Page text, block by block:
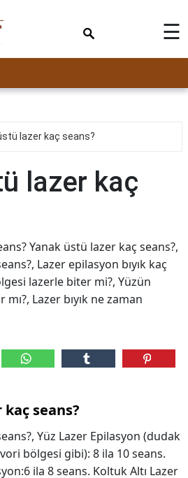
☰
lazer kaç seans?
lazer kaç
Yanak üstü lazer kaç seans?,
Lazer epilasyon bıyık kaç
lazerle biter mi?, Yüzün
mı?, Lazer bıyık ne zaman
seans?
Yüz Lazer Epilasyon (dudak
bölgesi gibi): 8 ila 10 seans.
ila 8 seans. Koltuk Altı Lazer